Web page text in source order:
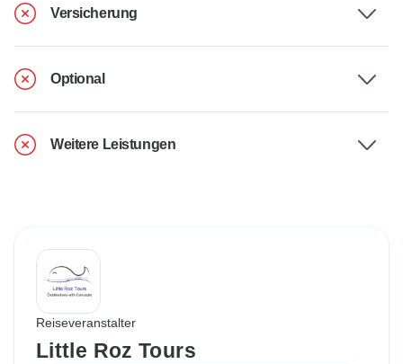
Versicherung
Optional
Weitere Leistungen
Reiseveranstalter
Little Roz Tours